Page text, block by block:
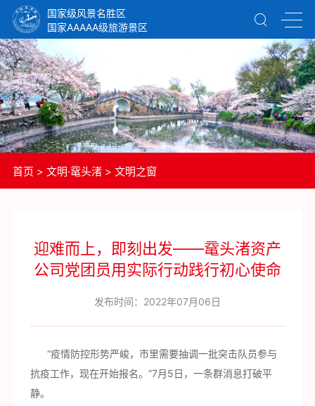
国家级风景名胜区
国家AAAAA级旅游景区
首页 > 文明·鼋头渚> 文明之窗
迎难而上，即刻出发——鼋头渚资产
公司党团员用实际行动践行初心使命
发布时间：2022年07月06日
“疫情防控形势严峻，市里需要抽调一批突击队员参与
抗疫工作，现在开始报名。”7月5日，一条群消息打破平
静。